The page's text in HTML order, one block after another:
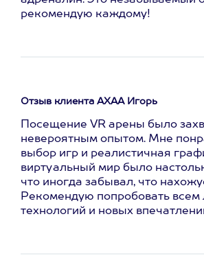
рекомендую каждому!
Отзыв клиента АХАА Игорь
Посещение VR арены было
невероятным опытом. Мне
выбор игр и реалистичная
виртуальный мир было
что иногда забывал, что
Рекомендую попробовать
технологий и новых